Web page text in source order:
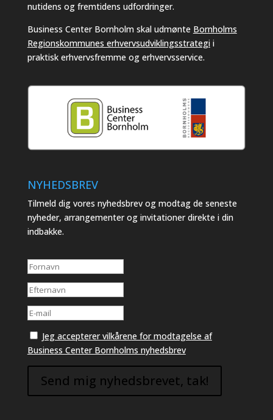
nutidens og fremtidens udfordringer.
Business Center Bornholm skal udmønte Bornholms
Regionskommunes erhvervsudviklingsstrategii
praktisk erhvervsfremme og erhvervsservice.
NYHEDSBREV
Tilmeld dig vores nyhedsbrev og modtag de seneste
nyheder, arrangementer og invitationer direkte i din
indbakke.
Jeg accepterer vilkårene for modtagelse af
Business Center Bornholms nyhedsbrev